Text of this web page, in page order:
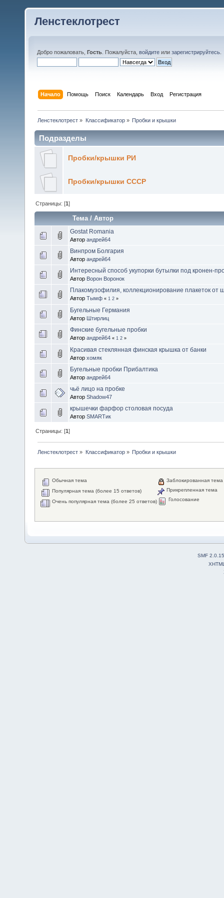
Ленстеклотрест
Добро пожаловать, Гость . Пожалуйста, войдите или зарегистрируйтесь
Начало Помощь Поиск Календарь Вход Регистрация
Ленстеклотрест » Классификатор» Пробки и крышки
Подразделы
Пробки/крышки РИ
Пробки/крышки СССР
Страницы: [1]
Тема/Автор
Gostat Romania
Автор андрей64
Винпром Болгария
Автор андрей64
Интересный способ укупорки бутылки под кронен-
Автор Ворон Воронок
Плакомузофилия, коллекционирование плакеток от
Автор Тымф « 1 2 »
Бугельные Германия
Автор Штирлиц
Финские бугельные пробки
Автор андрей64 « 1 2 »
Красивая стеклянная финская крышка от банки
Автор хомяк
Бугельные пробки Прибалтика
Автор андрей64
чьё лицо на пробке
Автор Shadow47
крышечки фарфор столовая посуда
Автор SMARTик
Страницы: [1]
Ленстеклотрест » Классификатор» Пробки и крышки
Обычная тема
Популярная тема (более 15 ответов)
Очень популярная тема (более 25 ответов)
Заблокированная тема
Прикрепленная тема
Голосование
SMF 2.0.15